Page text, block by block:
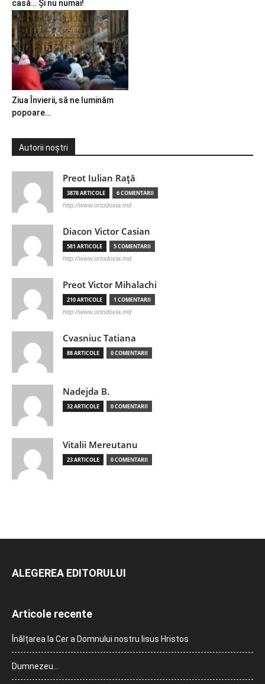
casă… Și nu numai!
Ziua Învierii, să ne luminăm
popoare…
Autorii noștri
Preot Iulian Raţă
3878 ARTICOLE 6 COMENTARII
http://www.ortodoxia.md
Diacon Victor Casian
581 ARTICOLE 5 COMENTARII
http://www.ortodoxia.md
Preot Victor Mihalachi
210 ARTICOLE 1 COMENTARII
http://www.ortodoxia.md
Cvasniuc Tatiana
88 ARTICOLE 0 COMENTARII
Nadejda B.
32 ARTICOLE 0 COMENTARII
Vitalii Mereutanu
23 ARTICOLE 0 COMENTARII
ALEGEREA EDITORULUI
Articole recente
Înălțarea la Cer a Domnului nostru Iisus Hristos
Dumnezeu…